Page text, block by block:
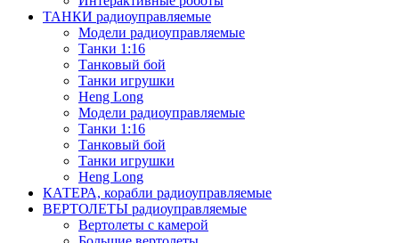
ТАНКИ радиоуправляемые
Модели радиоуправляемые
Танки 1:16
Танковый бой
Танки игрушки
Heng Long
Модели радиоуправляемые
Танки 1:16
Танковый бой
Танки игрушки
Heng Long
КАТЕРА, корабли радиоуправляемые
ВЕРТОЛЕТЫ радиоуправляемые
Вертолеты с камерой